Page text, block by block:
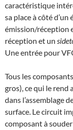
caractéristique
sa place à côté
émission/réception
réception et un
Une entrée pour
Tous les
gros), ce qui le rend
dans l’assemblage
surface. Le circuit
composant à